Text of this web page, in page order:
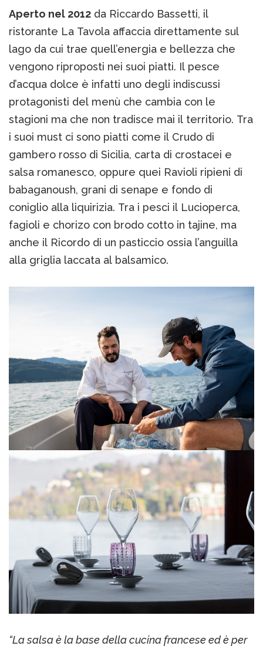
Aperto nel 2012 da Riccardo Bassetti, il
ristorante La Tavola affaccia direttamente sul
lago da cui trae quell’energia e bellezza che
vengono riproposti nei suoi piatti. Il pesce
d’acqua dolce è infatti uno degli indiscussi
protagonisti del menù che cambia con le
stagioni ma che non tradisce mai il territorio. Tra
i suoi must ci sono piatti come il Crudo di
gambero rosso di Sicilia, carta di crostacei e
salsa romanesco, oppure quei Ravioli ripieni di
babaganoush, grani di senape e fondo di
coniglio alla liquirizia. Tra i pesci il Lucioperca,
fagioli e chorizo con brodo cotto in tajine, ma
anche il Ricordo di un pasticcio ossia l’anguilla
alla griglia laccata al balsamico.
“La salsa è la base della cucina francese ed è per